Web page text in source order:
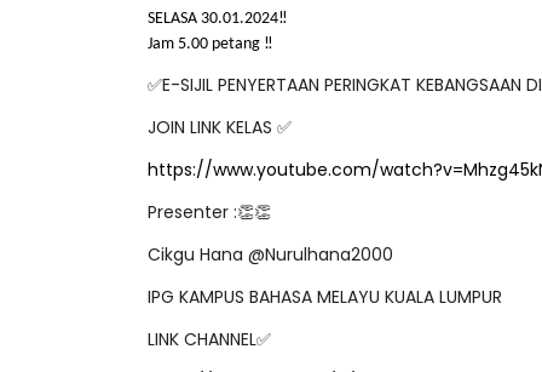
SELASA 30.01.2024‼️
Jam 5.00 petang ‼️
✅E-SIJIL PENYERTAAN PERINGKAT KEBANGSAAN
JOIN LINK KELAS ✅
https://www.youtube.com/
Presenter :👏👏
Cikgu Hana @Nurulhana2000
IPG KAMPUS BAHASA MELAYU KUALA LUMPUR
LINK CHANNEL✅